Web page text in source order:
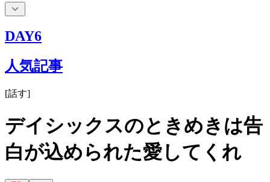
DAY6
人気記事
[話す]
デイシックスのときめきは告
白が込められた愛してくれ